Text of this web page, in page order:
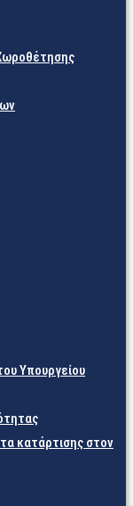
Υπουργείου
κατάρτισης στον